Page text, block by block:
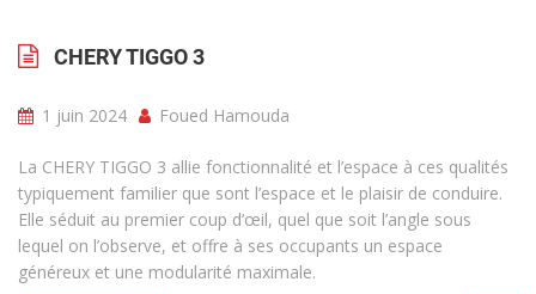
CHERY TIGGO 3
1 juin 2024 Foued Hamouda
La CHERY TIGGO 3 allie fonctionnalité et l’espace à ces qualités
typiquement familier que sont l’espace et le plaisir de conduire.
Elle séduit au premier coup d’œil, quel que soit l’angle sous
lequel on l’observe, et offre à ses occupants un espace
généreux et une modularité maximale.